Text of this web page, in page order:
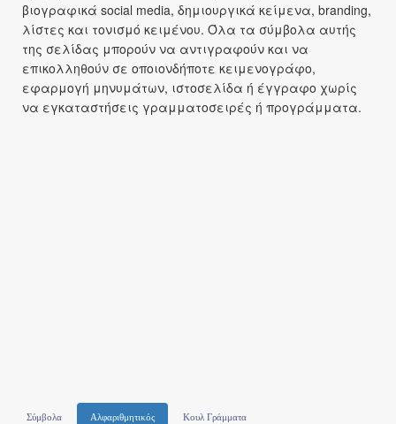
βιογραφικά social media, δημιουργικά κείμενα, branding,
λίστες και τονισμό κειμένου. Όλα τα σύμβολα αυτής
της σελίδας μπορούν να αντιγραφούν και να
επικολληθούν σε οποιονδήποτε κειμενογράφο,
εφαρμογή μηνυμάτων, ιστοσελίδα ή έγγραφο χωρίς
να εγκαταστήσεις γραμματοσειρές ή προγράμματα.
Σύμβολα Αλφαριθμητικός Κουλ Γράμματα